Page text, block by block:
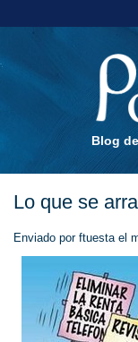
Blog
Lo que se
Enviado por ftuestael